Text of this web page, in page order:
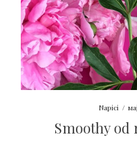
Napici /
Smoothy od